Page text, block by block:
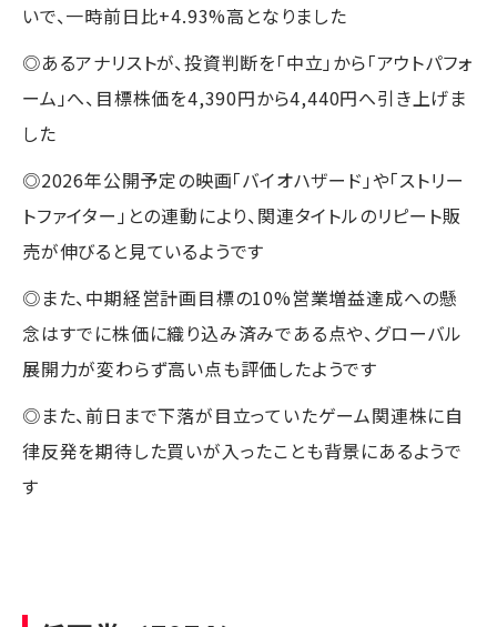
いで、一時前日比+4.93%高となりました
◎あるアナリストが、投資判断を「中立」から「アウトパフォ
ーム」へ、目標株価を4,390円から4,440円へ引き上げま
した
◎2026年公開予定の映画「バイオハザード」や「ストリー
トファイター」との連動により、関連タイトルのリピート販
売が伸びると見ているようです
◎また、中期経営計画目標の10%営業増益達成への懸
念はすでに株価に織り込み済みである点や、グローバル
展開力が変わらず高い点も評価したようです
◎また、前日まで下落が目立っていたゲーム関連株に自
律反発を期待した買いが入ったことも背景にあるようで
す